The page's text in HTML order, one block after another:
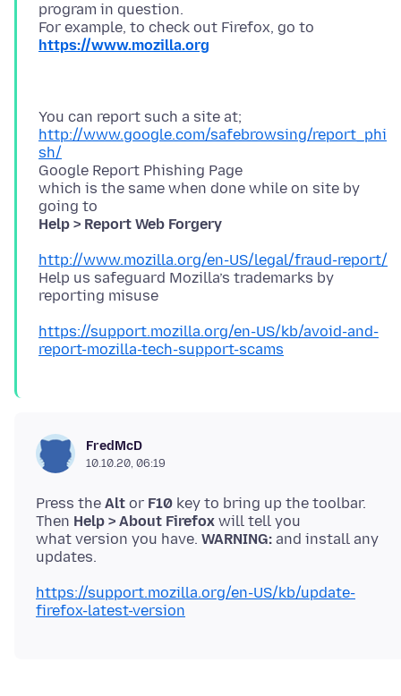
program in question.
For example, to check out Firefox, go to
https://www.mozilla.org
http://www.google.com/safebrowsing/report_phi
sh/
Google Report Phishing Page
which is the same when done while on site by
Help > Report Web Forgery
http://www.mozilla.org/en-US/legal/fraud-report/
Help us safeguard Mozilla’s trademarks by
https://support.mozilla.org/en-US/kb/avoid-and-
report-mozilla-tech-support-scams
FredMcD
10.10.20, 06:19
Press the Alt or F10 key to bring up the toolbar.
Then Help > About Firefox will tell you
what version you have. WARNING: and install any
https://support.mozilla.org/en-US/kb/update-
firefox-latest-version